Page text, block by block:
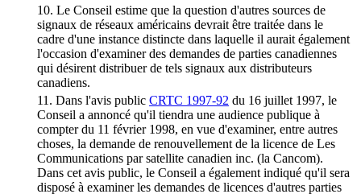
10. Le Conseil estime que la question d'autres sources de
signaux de réseaux américains devrait être traitée dans le
cadre d'une instance distincte dans laquelle il aurait également
l'occasion d'examiner des demandes de parties canadiennes
qui désirent distribuer de tels signaux aux distributeurs
canadiens.
11. Dans l'avis public CRTC 1997-92 du 16 juillet 1997, le
Conseil a annoncé qu'il tiendra une audience publique à
compter du 11 février 1998, en vue d'examiner, entre autres
choses, la demande de renouvellement de la licence de Les
Communications par satellite canadien inc. (la Cancom).
Dans cet avis public, le Conseil a également indiqué qu'il sera
disposé à examiner les demandes de licences d'autres parties